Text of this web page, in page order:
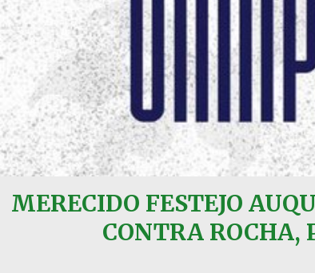
MERECIDO FESTEJO
CONTRA ROCHA,